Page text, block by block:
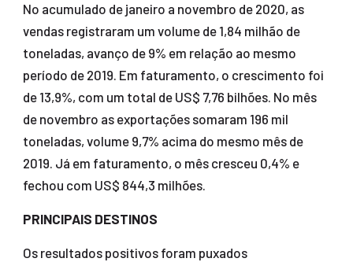
No acumulado de janeiro a novembro de 2020, as
vendas registraram um volume de 1,84 milhão de
toneladas, avanço de 9% em relação ao mesmo
período de 2019. Em faturamento, o crescimento foi
de 13,9%, com um total de US$ 7,76 bilhões. No mês
de novembro as exportações somaram 196 mil
toneladas, volume 9,7% acima do mesmo mês de
2019. Já em faturamento, o mês cresceu 0,4% e
fechou com US$ 844,3 milhões.
PRINCIPAIS DESTINOS
Os resultados positivos foram puxados